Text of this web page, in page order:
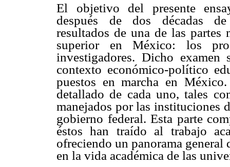
El objetivo del presente
después de dos décadas
resultados de una de las partes
superior en México: los
investigadores. Dicho
contexto económico-político
puestos en marcha en
detallado de cada uno, tales
manejados por las instituciones
gobierno federal. Esta parte
éstos han traído al trabajo
ofreciendo un panorama
en la vida académica de las